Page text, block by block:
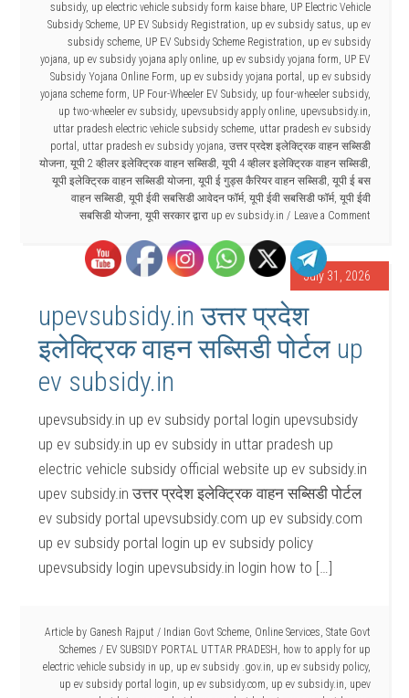
subsidy, up electric vehicle subsidy form kaise bhare, UP Electric Vehicle
Subsidy Scheme, UP EV Subsidy Registration, up ev subsidy satus, up ev
subsidy scheme, UP EV Subsidy Scheme Registration, up ev subsidy
yojana, up ev subsidy yojana aply online, up ev subsidy yojana form, UP EV
Subsidy Yojana Online Form, up ev subsidy yojana portal , up ev subsidy
yojana scheme form, UP Four-Wheeler EV Subsidy, up four-wheeler subsidy,
up two-wheeler ev subsidy, upevsubsidy apply online, upevsubsidy.in,
uttar pradesh electric vehicle subsidy scheme, uttar pradesh ev subsidy
portal , uttar pradesh ev subsidy yojana, उत्तर प्रदेश इलेक्ट्रिक वाहन सब्सिडी
योजना, यूपी 2 व्हीलर इलेक्ट्रिक वाहन सब्सिडी, यूपी 4 व्हीलर इलेक्ट्रिक वाहन सब्सिडी,
यूपी इलेक्ट्रिक वाहन सब्सिडी योजना, यूपी ई गुड्स कैरियर वाहन सब्सिडी, यूपी ई बस
वाहन सब्सिडी, यूपी ईवी सबसिडी आवेदन फॉर्म, यूपी ईवी सबसिडी फॉर्म, यूपी ईवी
सबसिडी योजना, यूपी सरकार द्वारा up ev subsidy.in Leave a Comment
July 31, 2026
upevsubsidy.in उत्तर प्रदेश
इलेक्ट्रिक वाहन सब्सिडी पोर्टल up
ev subsidy.in
upevsubsidy.in up ev subsidy portal login upevsubsidy
up ev subsidy.in up ev subsidy in uttar pradesh up
electric vehicle subsidy official website up ev subsidy.in
upev subsidy.in उत्तर प्रदेश इलेक्ट्रिक वाहन सब्सिडी पोर्टल
ev subsidy portal upevsubsidy.com up ev subsidy.com
up ev subsidy portal login up ev subsidy policy
upevsubsidy login upevsubsidy.in login how to […]
Article by Ganesh Rajput / Indian Govt Scheme, Online Services, State Govt
Schemes / EV SUBSIDY PORTAL UTTAR PRADESH, how to apply for up
electric vehicle subsidy in up, up ev subsidy .gov.in, up ev subsidy policy,
up ev subsidy portal login, up ev subsidy.com, up ev subsidy.in, upev